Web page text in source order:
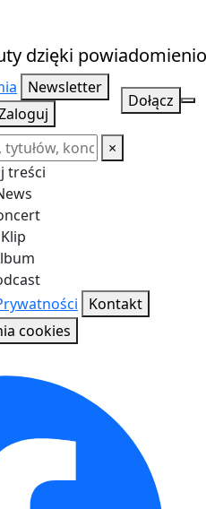
dzięki
Newsletter
Dołącz
×
treści
Klip
i koncerty
Kontakt
cookies